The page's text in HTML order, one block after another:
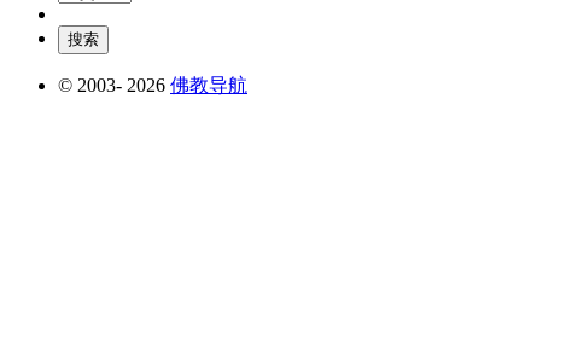
© 2003- 2026 佛教导航